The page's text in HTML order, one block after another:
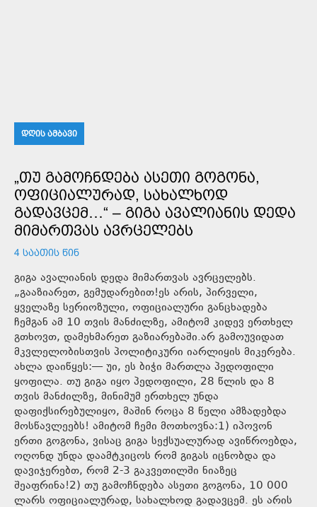
ᲓᲦᲘᲡ ᲐᲛᲑᲐᲕᲘ
„ᲗᲣ ᲒᲐᲛᲝᲩᲜᲓᲔᲑᲐ ᲐᲡᲔᲗᲘ ᲒᲝᲒᲝᲜᲐ,
ᲝᲤᲘᲪᲘᲐᲚᲣᲠᲐᲓ, ᲡᲐᲮᲐᲚᲮᲝᲓ
ᲒᲐᲓᲐᲕᲪᲔᲛ…“ – ᲒᲘᲒᲐ ᲐᲕᲐᲚᲘᲐᲜᲘᲡ ᲓᲔᲓᲐ
ᲛᲘᲛᲐᲠᲗᲕᲐᲡ ᲐᲕᲠᲪᲔᲚᲔᲑᲡ
4 ᲡᲐᲐᲗᲘᲡ ᲬᲘᲜ
გიგა ავალიანის დედა მიმართვას ავრცელებს.
„გააზიარეთ, გემუდარებით!ეს არის, პირველი,
ყველაზე სერიოზული, ოფიციალური განცხადება
ჩემგან ამ 10 თვის მანძილზე, ამიტომ კიდევ ერთხელ
გთხოვთ, დამეხმარეთ გაზიარებაში.არ გამოუვიდათ
მკვლელობისთვის პოლიტიკური იარლიყის მიკერება.
ახლა დაიწყეს:— უი, ეს ბიჭი მართლა პედოფილი
ყოფილა. თუ გიგა იყო პედოფილი, 28 წლის და 8
თვის მანძილზე, მინიმუმ ერთხელ უნდა
დაფიქსირებულიყო, მაშინ როცა 8 წელი ამზადებდა
მოსწავლეებს! ამიტომ ჩემი მოთხოვნა:1) იპოვონ
ერთი გოგონა, ვისაც გიგა სექსუალურად ავიწროებდა,
ოღონდ უნდა დაამტკიცოს რომ გიგას იცნობდა და
დავიჯერებთ, რომ 2-3 გაკვეთილში ნიაზეც
შეაფრინა!2) თუ გამოჩნდება ასეთი გოგონა, 10 000
ლარს ოფიციალურად, სახალხოდ გადავცემ. ეს არის